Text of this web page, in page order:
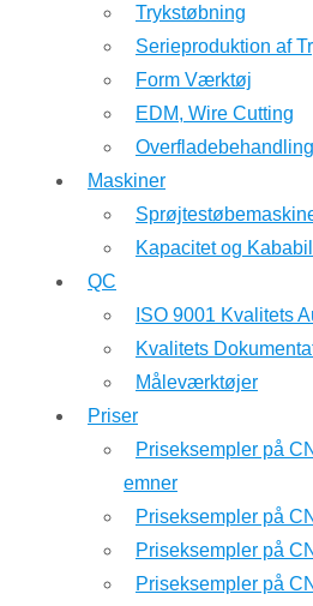
Trykstøbning
Serieproduktion af
Form Værktøj
EDM, Wire Cutting
Overfladebehandling
Maskiner
Kapacitet og
QC
ISO 9001 Kvalitets
Kvalitets
Måleværktøjer
Priser
Priseksempler på
emner
Priseksempler på
Priseksempler på
Priseksempler på